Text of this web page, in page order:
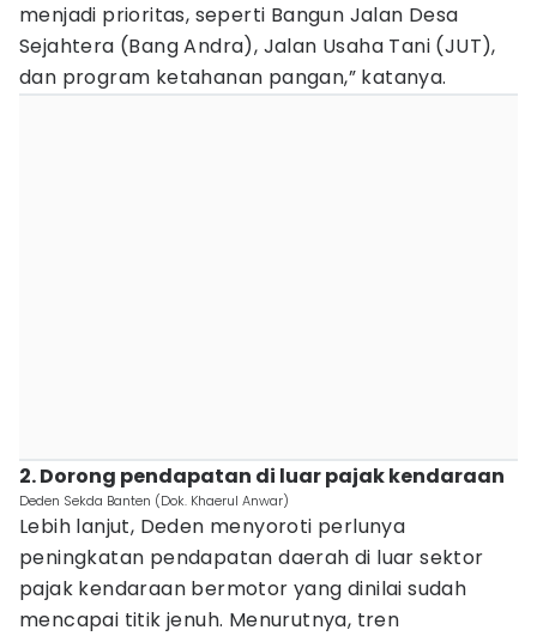
menjadi prioritas, seperti Bangun Jalan Desa
Sejahtera (Bang Andra), Jalan Usaha Tani (JUT),
dan program ketahanan pangan,” katanya.
2. Dorong pendapatan di luar pajak kendaraan
Deden Sekda Banten (Dok. Khaerul Anwar)
Lebih lanjut, Deden menyoroti perlunya
peningkatan pendapatan daerah di luar sektor
pajak kendaraan bermotor yang dinilai sudah
mencapai titik jenuh. Menurutnya, tren